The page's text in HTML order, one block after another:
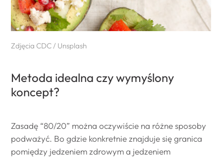
Zdjęcia CDC / Unsplash
Metoda idealna czy wymyślony
koncept?
Zasadę “80/20” można oczywiście na różne sposoby
podważyć. Bo gdzie konkretnie znajduje się granica
pomiędzy jedzeniem zdrowym a jedzeniem